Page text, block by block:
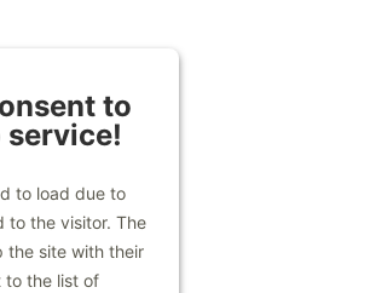
to
service!
to load due to
to the visitor. The
the site with their
to the list of